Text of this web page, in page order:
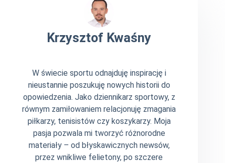
Krzysztof Kwaśny
W świecie sportu odnajduję inspirację i
nieustannie poszukuję nowych historii do
opowiedzenia. Jako dziennikarz sportowy, z
równym zamiłowaniem relacjonuję zmagania
piłkarzy, tenisistów czy koszykarzy. Moja
pasja pozwala mi tworzyć różnorodne
materiały – od błyskawicznych newsów,
przez wnikliwe felietony, po szczere